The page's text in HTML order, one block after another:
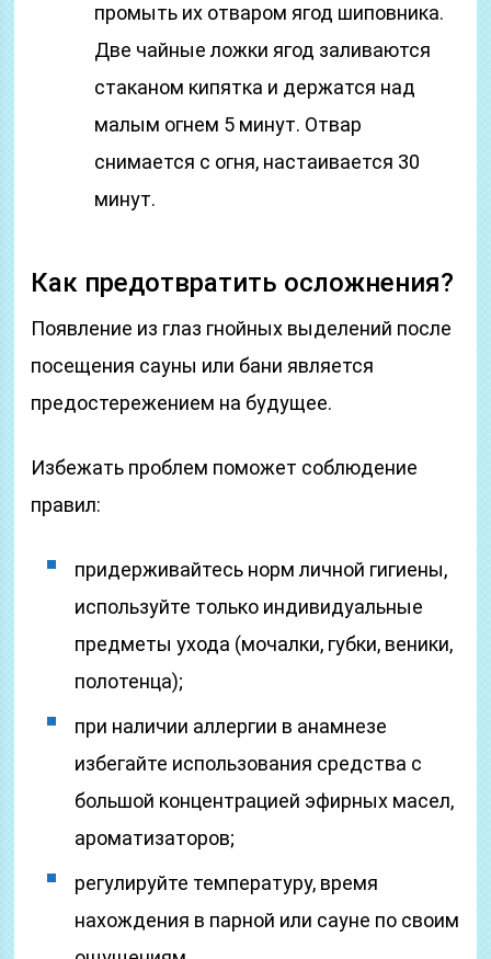
промыть их отваром ягод шиповника.
Две чайные ложки ягод заливаются
стаканом кипятка и держатся над
малым огнем 5 минут. Отвар
снимается с огня, настаивается 30
минут.
Как предотвратить осложнения?
Появление из глаз гнойных выделений после
посещения сауны или бани является
предостережением на будущее.
Избежать проблем поможет соблюдение
правил:
придерживайтесь норм личной гигиены,
используйте только индивидуальные
предметы ухода (мочалки, губки, веники,
полотенца);
при наличии аллергии в анамнезе
избегайте использования средства с
большой концентрацией эфирных масел,
ароматизаторов;
регулируйте температуру, время
нахождения в парной или сауне по своим